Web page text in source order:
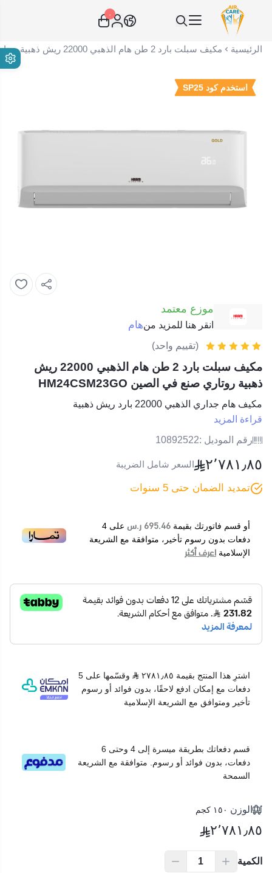
عناية الهواء | شريك سكني الاستراتيجي
٠
الرئيسية مكيف سبلت بارد 2 طن هام الذهبي 22000 ريش ذهبية روتاري صنع في الصين HM24CSM23GO
استخدم كود SP25
موزع معتمد
انقر هنا للمزيد منهام
(تقييم واحد)
مكيف سبلت بارد 2 طن هام الذهبي 22000 ريش
ذهبية روتاري صنع في الصين HM24CSM23GO
مكيف هام جداري الذهبي 22000 بارد ريش ذهبية
قراءة المزيد
رقم الموديل :10892522
٢٬٧٨١٫٨٥ السعر شامل الضريبة
تمديد الضمان حتى 5 سنوات
أو قسم فاتورتك بقيمة 695.46 ر.س على 4
دفعات بدون رسوم تأخير، متوافقة مع الشريعة
الإسلامية اعرف أكثر
اشترِ هذا المنتج بقيمة ٢٧٨١٫٨٥
وقسّمها على 5
دفعات مع إمكان ادفع لاحقًا، بدون فوائد أو رسوم
تأخير ومتوافق مع الشريعة الإسلامية
قسم دفعاتك بطريقة ميسرة إلى 4 وحتى 6
دفعات، بدون فوائد أو رسوم. متوافقة مع الشريعة
السمحة
الوزن ١٥٠ كجم
٢٬٧٨١٫٨٥
الكمية